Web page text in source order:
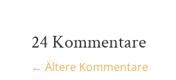
24 Kommentare
← Ältere Kommentare